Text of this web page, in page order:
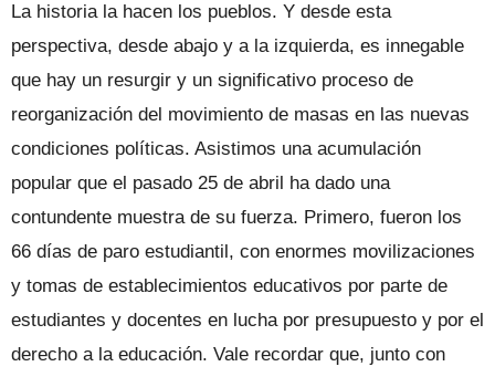
La historia la hacen los pueblos. Y desde esta
perspectiva, desde abajo y a la izquierda, es innegable
que hay un resurgir y un significativo proceso de
reorganización del movimiento de masas en las nuevas
condiciones políticas. Asistimos una acumulación
popular que el pasado 25 de abril ha dado una
contundente muestra de su fuerza. Primero, fueron los
66 días de paro estudiantil, con enormes movilizaciones
y tomas de establecimientos educativos por parte de
estudiantes y docentes en lucha por presupuesto y por el
derecho a la educación. Vale recordar que, junto con